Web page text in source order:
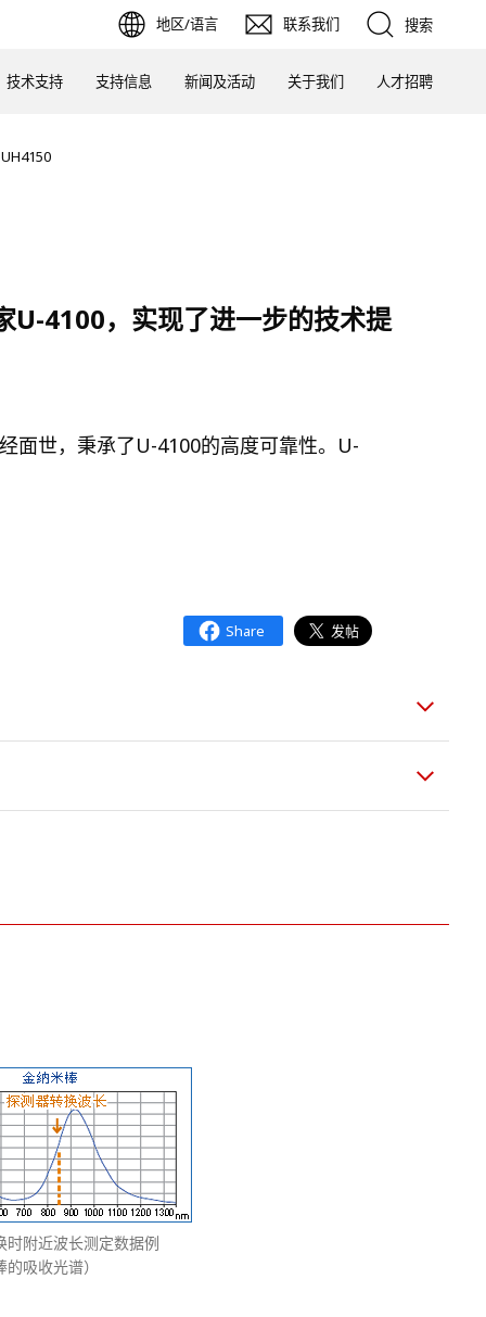
地区/语言 联系我们 搜索
技术支持 支持信息 新闻及活动 关于我们 人才招聘
U-4100，实现了进一步的技术提
面世，秉承了U-4100的高度可靠性。U-
时附近波长测定数据例
吸收光谱）